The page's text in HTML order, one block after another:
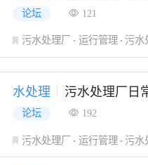
论坛 121
污水处理厂 运行管理 污水
水处理 污水处理厂日
论坛 192
污水处理厂 运行管理 污水